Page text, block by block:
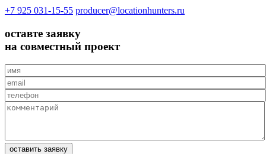
+7 925 031-15-55 producer@locationhunters.ru
оставте заявку
на совместный проект